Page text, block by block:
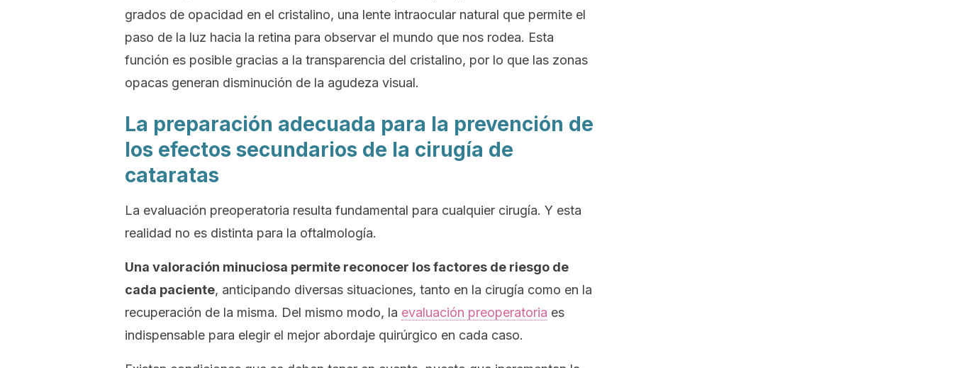
grados de opacidad en el cristalino, una lente intraocular natural que permite el
paso de la luz hacia la retina para observar el mundo que nos rodea. Esta
función es posible gracias a la transparencia del cristalino, por lo que las zonas
opacas generan disminución de la agudeza visual.
La preparación adecuada para la prevención de
los efectos secundarios de la cirugía de
cataratas
La evaluación preoperatoria resulta fundamental para cualquier cirugía. Y esta
realidad no es distinta para la oftalmología.
Una valoración minuciosa permite reconocer los factores de riesgo de
cada paciente, anticipando diversas situaciones, tanto en la cirugía como en la
recuperación de la misma. Del mismo modo, la evaluación preoperatoria es
indispensable para elegir el mejor abordaje quirúrgico en cada caso.